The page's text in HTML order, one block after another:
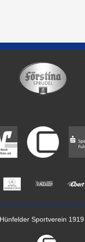
Hünfelder Sportverein 1919